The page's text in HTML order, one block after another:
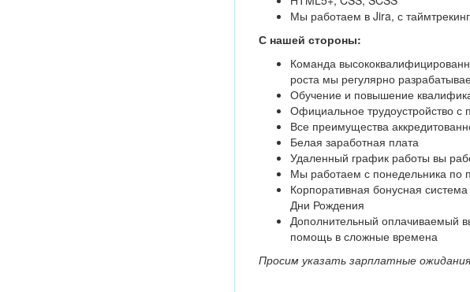
Мы работаем в Jira, с
С нашей стороны:
Команда
роста мы регулярно
Обучение и повышение
Официальное трудоустройство с
Все преимущества
Белая заработная плата
Удаленный график работы вы
Мы работаем с понедельника по
Корпоративная бонусная
Дни Рождения
Дополнительный оплачиваемый
помощь в сложные времена
Просим указать зарплатные